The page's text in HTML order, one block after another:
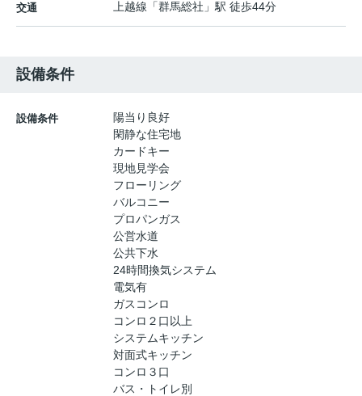
交通 上越線 「群馬総社 」駅 徒歩44分
設備条件
設備条件
陽当り良好
閑静な住宅地
カードキー
現地見学会
フローリング
バルコニー
プロパンガス
公営水道
公共下水
24時間換気システム
電気有
ガスコンロ
コンロ２口以上
システムキッチン
対面式キッチン
コンロ３口
バス・トイレ別